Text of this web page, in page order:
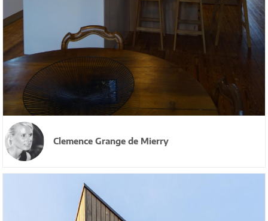
Clemence Grange de Mierry